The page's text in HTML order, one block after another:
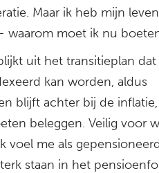
Maar ik heb mijn
waarom moet ik nu
uit het transitieplan
kan worden, aldus
blijft achter bij de
beleggen. Veilig voor
voel me als
staan in het